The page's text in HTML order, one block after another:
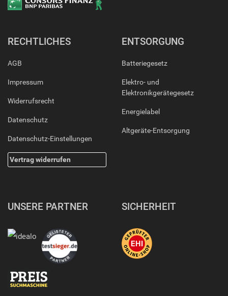
RECHTLICHES
AGB
Impressum
Widerrufsrecht
Datenschutz
Datenschutz-Einstellungen
Vertrag widerrufen
ENTSORGUNG
Batteriegesetz
Elektro- und
Elektronikgerätegesetz
Energielabel
Altgeräte-Entsorgung
UNSERE PARTNER SICHERHEIT